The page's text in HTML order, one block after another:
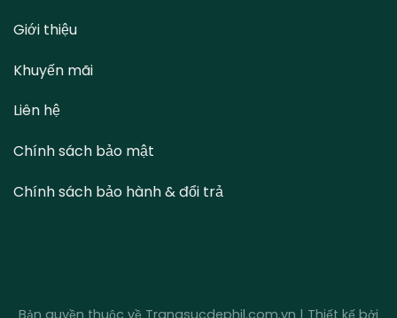
Giới thiệu
Khuyến mãi
Liên hệ
Chính sách bảo mật
Chính sách bảo hành & đổi trả
Bản quyền thuộc về Trangsucdephjl.com.vn | Thiết kế bởi